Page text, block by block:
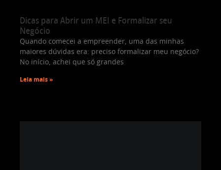
Dicas para Abrir um MEI e Formalizar seu
Negócio
Quando comecei a empreender, uma das minhas
maiores dúvidas era: preciso formalizar meu negócio?
No início, achei que só grandes
Leia mais »